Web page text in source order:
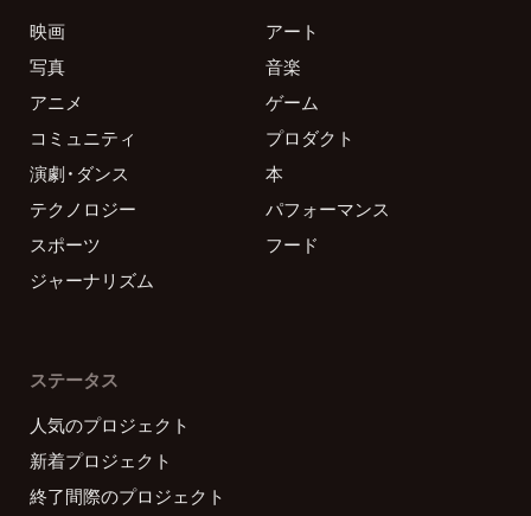
映画
アート
写真
音楽
アニメ
ゲーム
コミュニティ
プロダクト
演劇・ダンス
本
テクノロジー
パフォーマンス
スポーツ
フード
ジャーナリズム
ステータス
人気のプロジェクト
新着プロジェクト
終了間際のプロジェクト